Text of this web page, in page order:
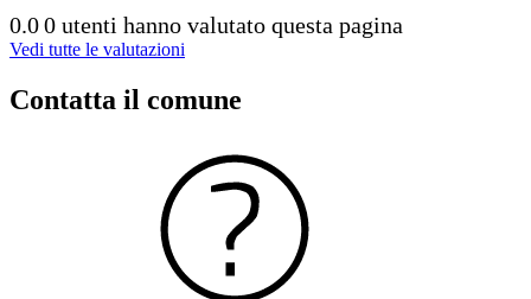
0.00 utenti hanno valutato questa pagina
Vedi tutte le valutazioni
Contatta il comune